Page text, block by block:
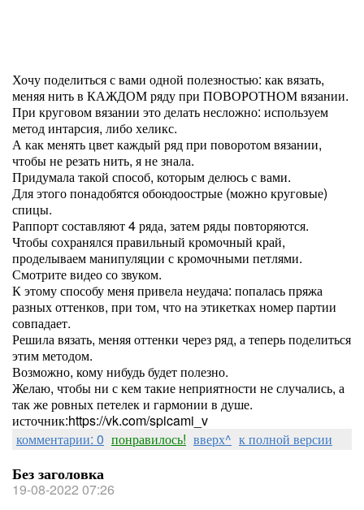
Хочу поделиться с вами одной полезностью: как вязать,
меняя нить в КАЖДОМ ряду при ПОВОРОТНОМ вязании.
При круговом вязании это делать несложно: используем
метод интарсия, либо хеликс.
А как менять цвет каждый ряд при поворотом вязании,
чтобы не резать нить, я не знала.
Придумала такой способ, которым делюсь с вами.
Для этого понадобятся обоюдоострые (можно круговые)
спицы.
Раппорт составляют 4 ряда, затем ряды повторяются.
Чтобы сохранялся правильный кромочный край,
проделываем манипуляции с кромочными петлями.
Смотрите видео со звуком.
К этому способу меня привела неудача: попалась пряжа
разных оттенков, при том, что на этикетках номер партии
совпадает.
Решила вязать, меняя оттенки через ряд, а теперь поделиться
этим методом.
Возможно, кому нибудь будет полезно.
Желаю, чтобы ни с кем такие неприятности не случались, а
так же ровных петелек и гармонии в душе.
источник:https://vk.com/spicami_v
комментарии: 0 понравилось! вверх^ к полной версии
Без заголовка
19-08-2022 07:26